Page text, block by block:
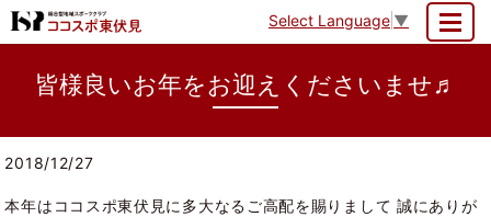
Select Language ▼
皆様良いお年をお迎えくださいませ♬
2018/12/27
本年はココスポ東伏見に多大なるご高配を賜りまして 誠にありが